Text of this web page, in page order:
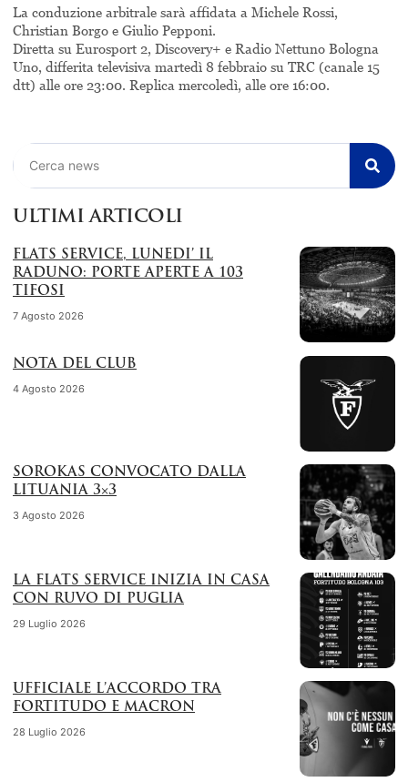
La conduzione arbitrale sarà affidata a Michele Rossi,
Christian Borgo e Giulio Pepponi.
Diretta su Eurosport 2, Discovery+ e Radio Nettuno Bologna
Uno, differita televisiva martedì 8 febbraio su TRC (canale 15
dtt) alle ore 23:00. Replica mercoledì, alle ore 16:00.
ULTIMI ARTICOLI
FLATS SERVICE, LUNEDI’ IL
RADUNO: PORTE APERTE A 103
TIFOSI
7 Agosto 2026
NOTA DEL CLUB
4 Agosto 2026
SOROKAS CONVOCATO DALLA
LITUANIA 3×3
3 Agosto 2026
LA FLATS SERVICE INIZIA IN CASA
CON RUVO DI PUGLIA
29 Luglio 2026
UFFICIALE L’ACCORDO TRA
FORTITUDO E MACRON
28 Luglio 2026